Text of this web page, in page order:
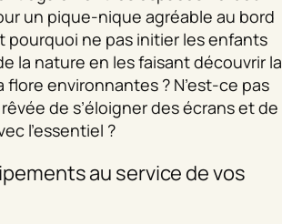
un pique-nique agréable au bord
pourquoi ne pas initier les enfants
la nature en les faisant découvrir la
flore environnantes ? N’est-ce pas
rêvée de s’éloigner des écrans et de
l’essentiel ?
au service de vos